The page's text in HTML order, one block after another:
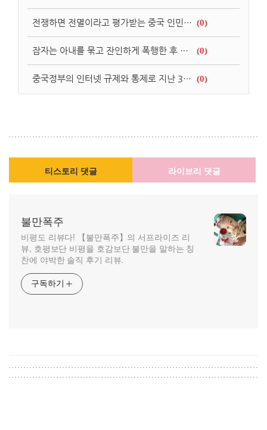
전쟁하면 전멸이라고 평가받는 중국 인민해방군의 놀라운 부패 수준! (0)
잠자는 아내를 묶고 잔인하게 폭행한 후 귀를 잘라낸 남편 (0)
중국정부의 인터넷 규제와 통제로 지난 3년간 1만 3.00개의 불법사이트 및 1천만개 이상의 계정 폐쇠조치 (0)
티스토리 댓글 라이브리 댓글
불만폭주
비평도 리뷰다! 【불만폭주】의 서프라이즈 리
뷰, 호평보단 비평을 호감보단 불만을 말하는 칭
찬에 야박한 솔직 후기 리뷰.
구독하기